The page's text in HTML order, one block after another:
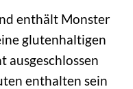
enthält Monster
glutenhaltigen
ausgeschlossen
enthalten sein